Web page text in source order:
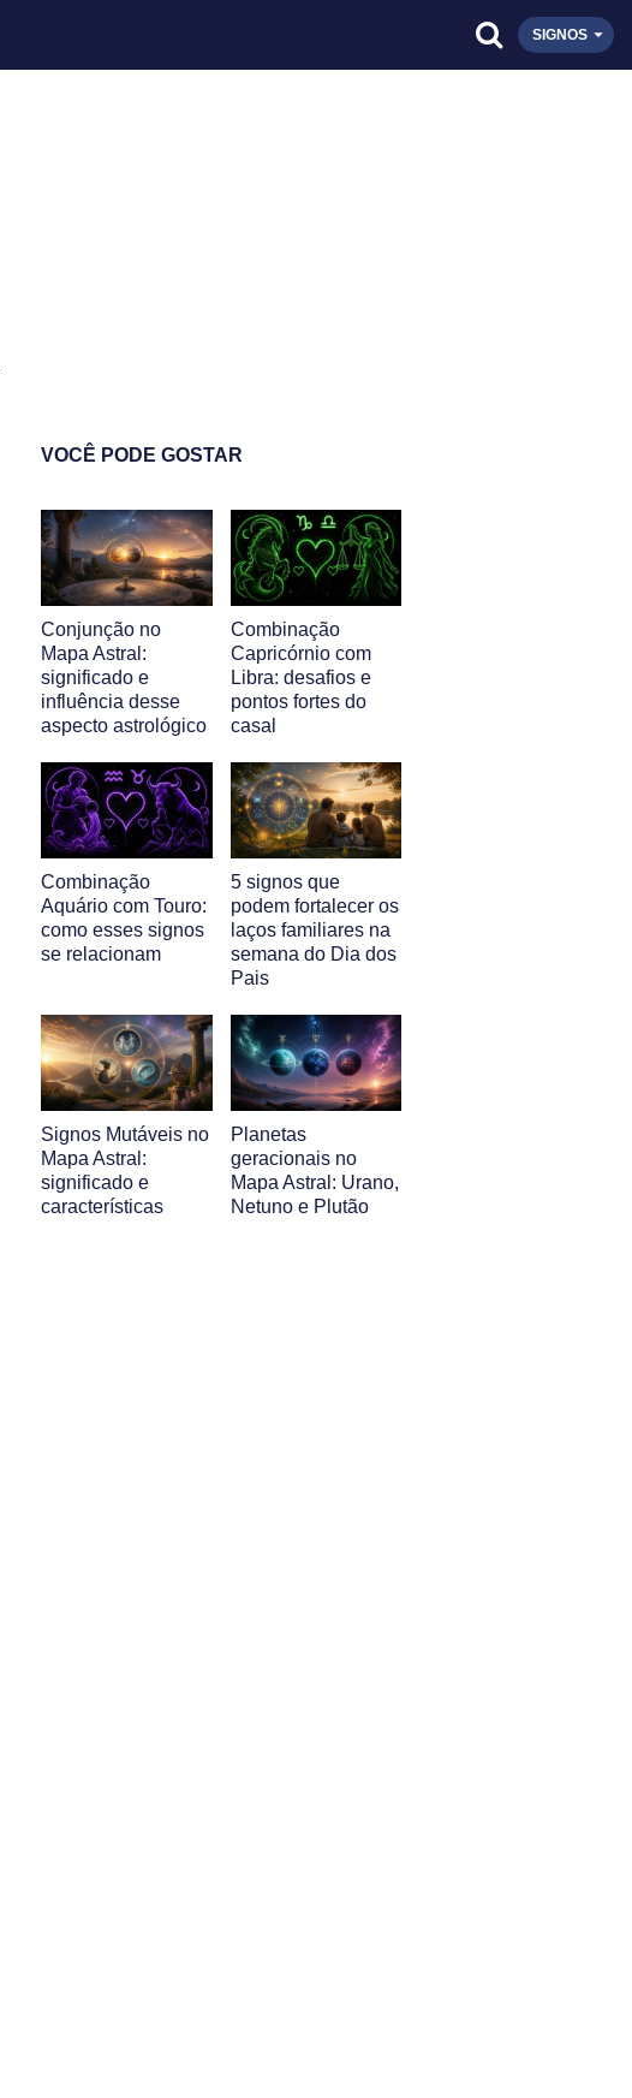
SIGNOS
VOCÊ PODE GOSTAR
Conjunção no
Mapa Astral:
significado e
influência desse
aspecto astrológico
Combinação
Capricórnio com
Libra: desafios e
pontos fortes do
casal
Combinação
Aquário com Touro:
como esses signos
se relacionam
5 signos que
podem fortalecer os
laços familiares na
semana do Dia dos
Pais
Signos Mutáveis no
Mapa Astral:
significado e
características
Planetas
geracionais no
Mapa Astral: Urano,
Netuno e Plutão